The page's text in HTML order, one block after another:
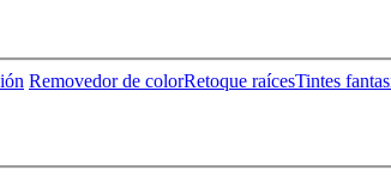
Removedor de colorRetoque raícesTintes